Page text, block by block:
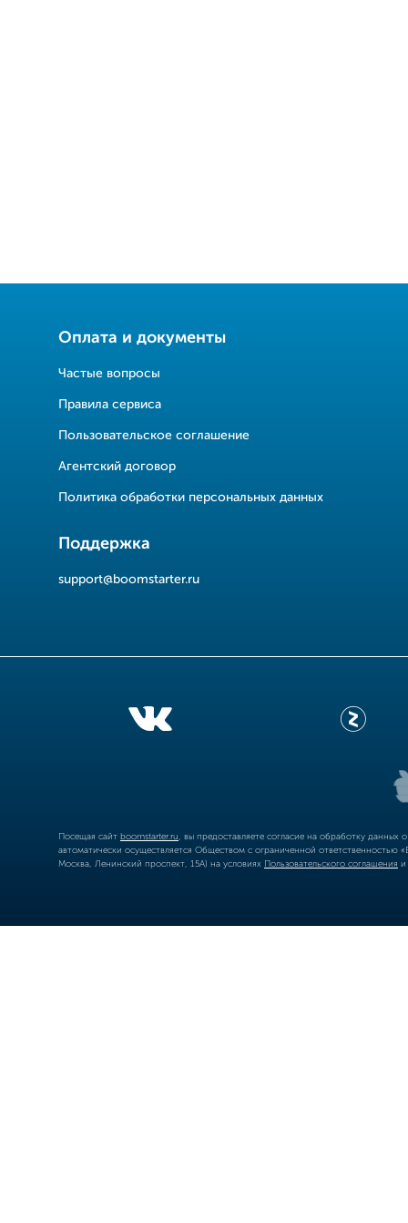
Оплата и документы
Частые вопросы
Правила сервиса
Пользовательское соглашение
Агентский договор
Политика обработки персональных данных
Поддержка
support@boomstarter.ru
Посещая сайт boomstarter.ru , вы предоставляете согласие на обработку
автоматически осуществляется Обществом с ограниченной
Москва, Ленинский проспект, 15А) на условиях Пользовательского соглашения и